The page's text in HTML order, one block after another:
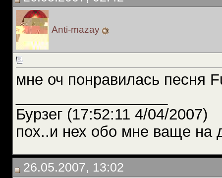
Anti-mazay
мне оч понравилась песня
Бурзег (17:52:11 4/04/2007)
пох..и нех обо мне ваще на
26.05.2007, 13:02